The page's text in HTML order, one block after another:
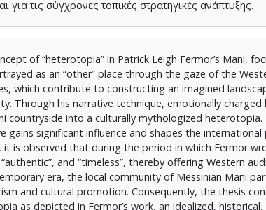
για τις σύγχρονες τοπικές στρατηγικές ανάπτυξης.
of “heterotopia” in Patrick Leigh Fermor’s Mani,
as an “other” place through the gaze of the
which contribute to constructing an imagined
Through his narrative technique, emotionally
countryside into a culturally mythologized
gains significant influence and shapes the
it is observed that during the period in which Fermor
and “timeless”, thereby offering Western
era, the local community of Messinian Mani
and cultural promotion. Consequently, the thesis
as depicted in Fermor’s work, an idealized,